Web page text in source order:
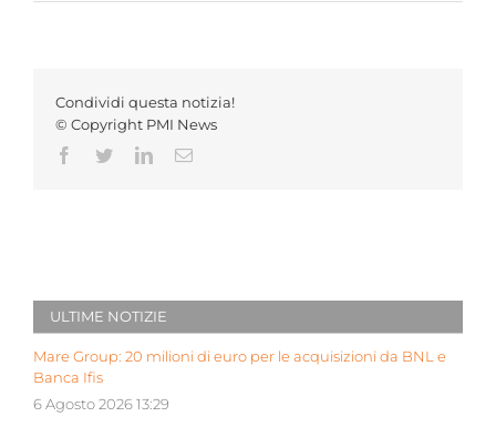
Condividi questa notizia!
© Copyright PMI News
Facebook
TwitterLinkedInEmail
ULTIME NOTIZIE
Mare Group: 20 milioni di euro per le acquisizioni da BNL e
Banca Ifis
6 Agosto 2026 13:29